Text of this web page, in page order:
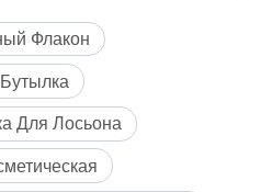
Флакон
Для Лосьона